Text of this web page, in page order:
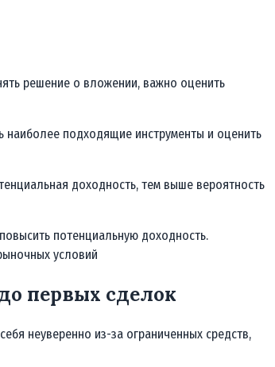
решение о вложении, важно оценить
наиболее подходящие инструменты и оценить
доходность, тем выше вероятность
потенциальную доходность.
условий
первых сделок
неуверенно из-за ограниченных средств,